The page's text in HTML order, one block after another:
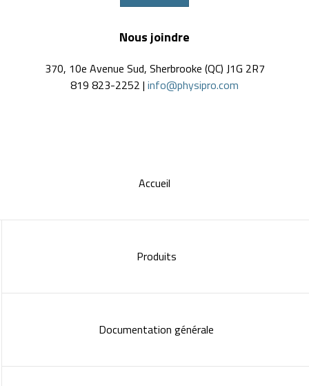
Nous joindre
370, 10e Avenue Sud, Sherbrooke (QC) J1G 2R7
819 823-2252 | info@physipro.com
Accueil
Produits
Documentation générale